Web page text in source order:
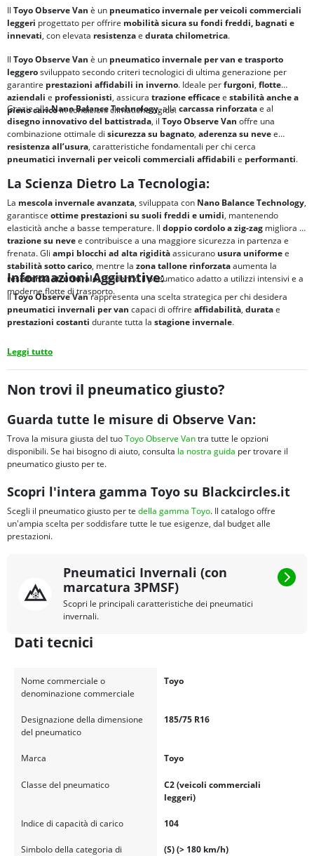
Il Toyo Observe Van è un pneumatico invernale per veicoli commerciali
leggeri progettato per offrire mobilità sicura su fondi freddi, bagnati e
innevati, con elevata resistenzae durata chilometrica.
Il Toyo Observe Van è un pneumatico invernale per van e trasporto
leggerosviluppato secondo criteri tecnologici di ultima generazione per
garantire prestazioni affidabili in inverno. Ideale perfurgoni, flotte
aziendali e professionisti, assicura trazione efficacee stabilità anche a
pieno caricoin condizioni climatiche rigide.
Grazie allaNano Balance Technology, alla carcassa rinforzatae al
disegno innovativo del battistrada, il Toyo Observe Van offre una
combinazione ottimale di sicurezza su bagnato, aderenza su nevee
resistenza all’usura, caratteristiche fondamentali per chi cerca
pneumatici invernali per veicoli commerciali affidabili e performanti.
La Scienza Dietro La Tecnologia:
La mescola invernale avanzata, sviluppata con Nano Balance Technology,
garantisce ottime prestazioni su suoli freddi e umidi, mantenendo
elasticità anche a basse temperature. Il doppio cordolo a zig-zag migliora la
trazione su nevee contribuisce a una maggiore sicurezza in partenza e
frenata. Gli ampi blocchi ad alta rigiditàassicurano usura uniformee
stabilità sotto carico, mentre la zona tallone rinforzataaumenta la
resistenza strutturale, rendendo il pneumatico adatto a utilizzi intensivi e a
moderne flotte di trasporto.
Informazioni Aggiuntive:
IlToyo Observe Vanrappresenta una scelta strategica per chi desidera
pneumatici invernali per van capaci di offrire affidabilità, duratae
prestazioni costanti durante tutta la stagione invernale.
Leggi tutto
Non trovi il pneumatico giusto?
Guarda tutte le misure di Observe Van:
Trova la misura giusta del tuoToyo Observe Vantra tutte le opzioni
disponibili. Se hai bisogno di aiuto, consulta la nostra guida per trovare il
pneumatico giusto per te.
Scopri l'intera gamma Toyo su Blackcircles.it
Scegli il pneumatico giusto per te della gamma Toyo. Il catalogo offre
un'ampia scelta per soddisfare tutte le tue esigenze, dal budget alle
prestazioni.
Pneumatici Invernali (con
marcatura 3PMSF)
Scopri le principali caratteristiche dei pneumatici
invernali.
Dati tecnici
Nome commerciale o
denominazione commerciale
Toyo
Designazione della dimensione
del pneumatico
185/75 R16
Marca Toyo
Classe del pneumatico
C2 (veicoli commerciali
leggeri)
Indice di capacità di carico 104
Simbolo della categoria di
(S) (> 180 km/h)